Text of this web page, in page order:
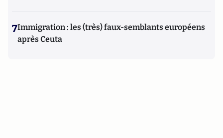
7Immigration : les (très) faux-semblants européens
après Ceuta